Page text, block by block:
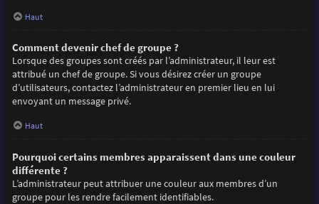
Haut
Comment devenir chef de groupe ?
Lorsque des groupes sont créés par l’administrateur, il leur est
attribué un chef de groupe. Si vous désirez créer un groupe
d’utilisateurs, contactez l’administrateur en premier lieu en lui
envoyant un message privé.
Haut
Pourquoi certains membres apparaissent dans une couleur
différente ?
L’administrateur peut attribuer une couleur aux membres d’un
groupe pour les rendre facilement identifiables.